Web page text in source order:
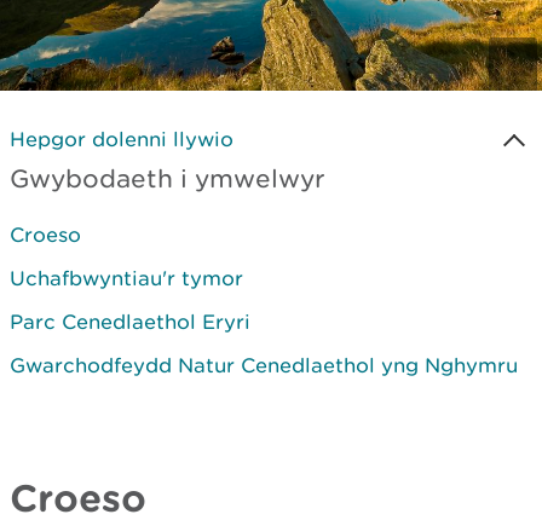
Hepgor dolenni llywio
Gwybodaeth i ymwelwyr
Croeso
Uchafbwyntiau'r tymor
Parc Cenedlaethol Eryri
Gwarchodfeydd Natur Cenedlaethol yng Nghymru
Croeso